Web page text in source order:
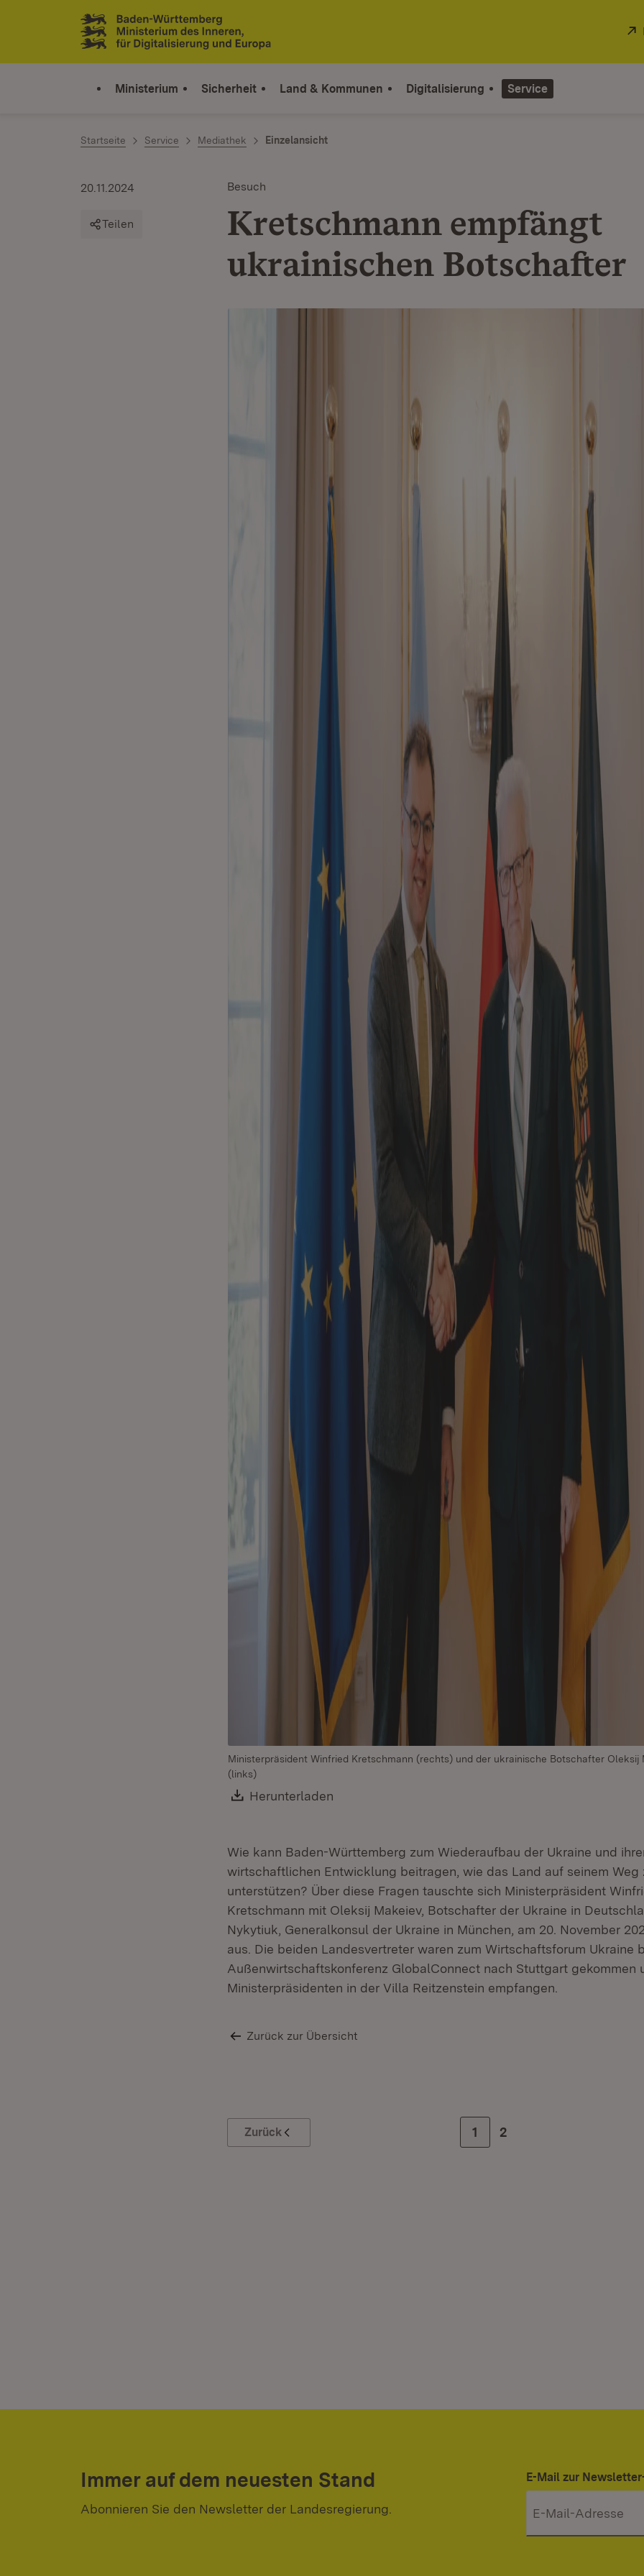
Zum Inhalt springen
Link zur Startseite
Ministerium Sicherheit Land & Kommunen Digitalisierung Service
Startseite Service Mediathek Einzelansicht
Besuch
Kretschmann empfängt
ukrainischen Botschafter
20.11.2024
Teilen
Ministerpräsident Winfried Kretschmann (rechts) und der ukrainische Botschafter Oleksij
(links)
Download:
Herunterladen
Wie kann Baden-Württemberg zum Wiederaufbau der Ukraine und
wirtschaftlichen Entwicklung beitragen, wie das Land auf seinem Weg
unterstützen? Über diese Fragen tauschte sich Ministerpräsident
Kretschmann mit Oleksij Makeiev, Botschafter der Ukraine in
Nykytiuk, Generalkonsul der Ukraine in München, am 20. November
aus. Die beiden Landesvertreter waren zum Wirtschaftsforum Ukraine
Außenwirtschaftskonferenz GlobalConnect nach Stuttgart gekommen
Ministerpräsidenten in der Villa Reitzenstein empfangen.
Zurück zur Übersicht
Zurück Zur Seite
1 Zur letzten Seite
2
Immer auf dem neuesten Stand
Abonnieren Sie den Newsletter der Landesregierung.
E-Mail zur